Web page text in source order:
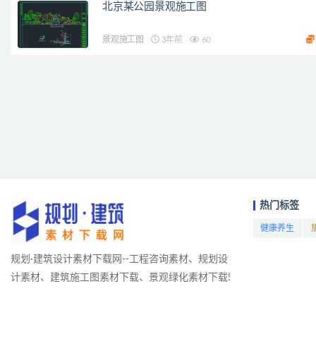
北京某公园景观施工图
景观施工图 3年前 60
规划·建筑设计素材下载网--工程咨询素材、规划设
计素材、建筑施工图素材下载、景观绿化素材下载!
热门标签
健康养生